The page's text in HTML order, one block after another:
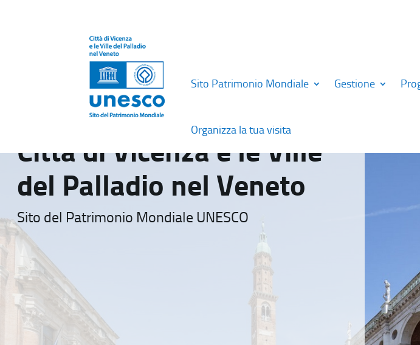
Sito Patrimonio Mondiale Gestione
Organizza la tua visita
Città di Vicenza e le Ville
del Palladio nel Veneto
Sito del Patrimonio Mondiale UNESCO